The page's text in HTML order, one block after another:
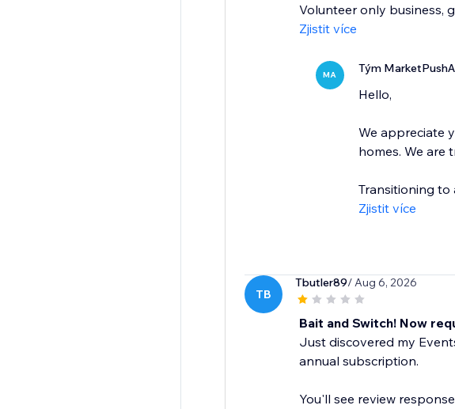
Volunteer only business,
Zjistit více
MA Tým
Hello,
We appreciate
homes. We are
Transitioning to
Zjistit více
TB
Tbutler89/ Aug 6, 2026
Bait and Switch! Now
Just discovered my
annual subscription.
You'll see review